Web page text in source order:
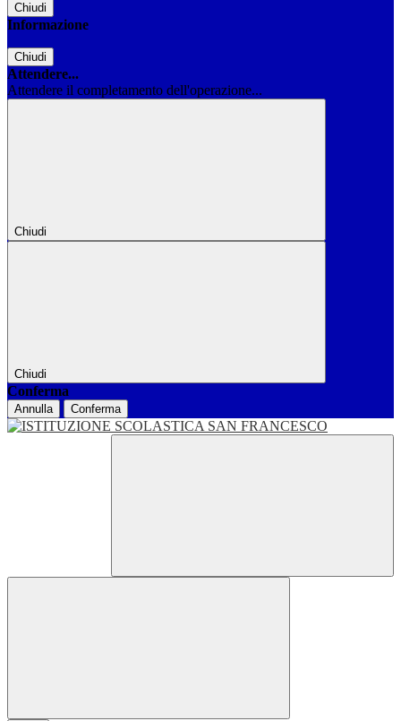
Chiudi
Informazione
Chiudi
Attendere...
Attendere il completamento dell'operazione...
Chiudi
Chiudi
Conferma
Annulla Conferma